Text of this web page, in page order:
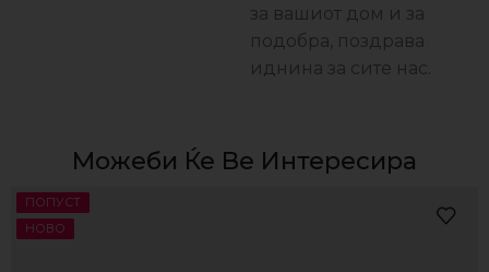
за вашиот дом и за
подобра, поздравa
иднина за сите нас.
Можеби Ќе Ве Интересира
ПОПУСТ
НОВО